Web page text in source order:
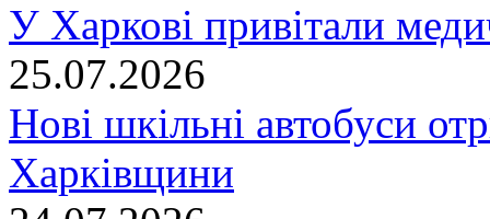
У Харкові привітали
25.07.2026
Нові шкільні автобуси
Харківщини